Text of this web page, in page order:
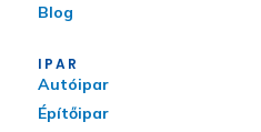
Blog
IPAR
Autóipar
Építőipar